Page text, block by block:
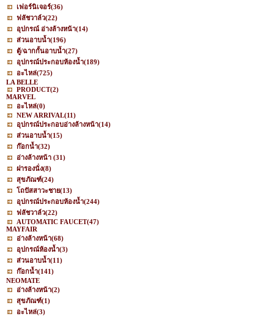
เฟอร์นิเจอร์(36)
ฟลัชวาล์ว(22)
อุปกรณ์ อ่างล้างหน้า(14)
ส่วนอาบน้ำ(196)
ตู้/ฉากกั้นอาบน้ำ(27)
อุปกรณ์ประกอบห้องน้ำ(189)
อะไหล่(725)
LA BELLE
PRODUCT(2)
MARVEL
อะไหล่(0)
NEW ARRIVAL(11)
อุปกรณ์ประกอบอ่างล้างหน้า(14)
ส่วนอาบน้ำ(15)
ก๊อกน้ำ(32)
อ่างล้างหน้า (31)
ฝารองนั่ง(8)
สุขภัณฑ์(24)
โถปัสสาวะชาย(13)
อุปกรณ์ประกอบห้องน้ำ(244)
ฟลัชวาล์ว(22)
AUTOMATIC FAUCET(47)
MAYFAIR
อ่างล้างหน้า(68)
อุปกรณ์ห้องน้ำ(3)
ส่วนอาบน้ำ(11)
ก๊อกน้ำ(141)
NEOMATE
อ่างล้างหน้า(2)
สุขภัณฑ์(1)
อะไหล่(3)